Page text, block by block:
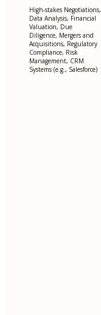
High-stakes Negotiations,
Data Analysis, Financial
Valuation, Due
Diligence, Mergers and
Acquisitions, Regulatory
Compliance, Risk
Management, CRM
Systems (e.g., Salesforce)